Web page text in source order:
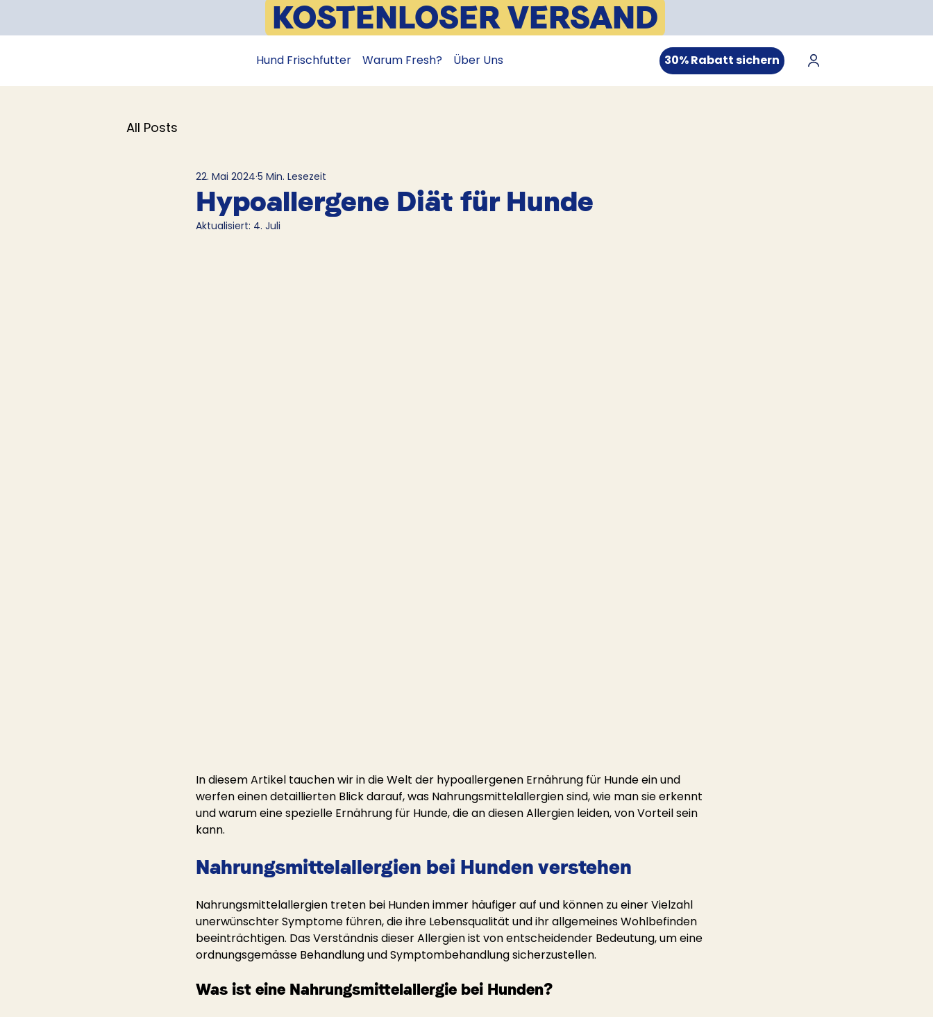
KOSTENLOSER VERSAND
📦
Hund Frischfutter Warum Fresh? Über Uns 30% Rabatt sichern
All Posts
Hypoallergene Diät für Hunde
22. Mai 2024 5 Min. Lesezeit
Aktualisiert: 4. Juli
In diesem Artikel tauchen wir in die Welt der hypoallergenen Ernährung für Hunde ein und
werfen einen detaillierten Blick darauf, was Nahrungsmittelallergien sind, wie man sie erkennt
und warum eine spezielle Ernährung für Hunde, die an diesen Allergien leiden, von Vorteil sein
kann.
Nahrungsmittelallergien bei Hunden verstehen
Nahrungsmittelallergien treten bei Hunden immer häufiger auf und können zu einer Vielzahl
unerwünschter Symptome führen, die ihre Lebensqualität und ihr allgemeines Wohlbefinden
beeinträchtigen. Das Verständnis dieser Allergien ist von entscheidender Bedeutung, um eine
ordnungsgemässe Behandlung und Symptombehandlung sicherzustellen.
Was ist eine Nahrungsmittelallergie bei Hunden?